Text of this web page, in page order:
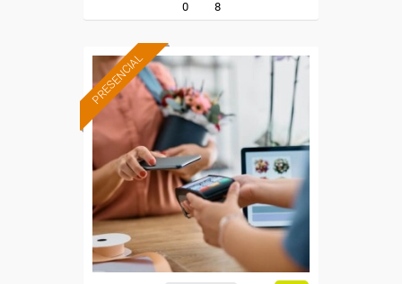
0 8
PRESENCIAL
Formación 100%
subvencionada.
Para desempleados,
trabajadores y autónomos
de Cantabria.
Para todos los sectores.